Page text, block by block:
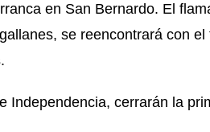
en San Bernardo. El
se reencontrará con
Independencia, cerrarán la